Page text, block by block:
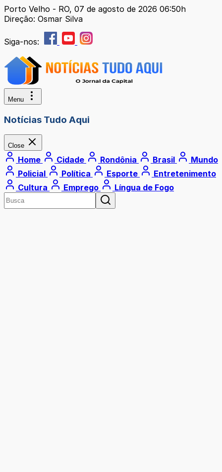
Porto Velho - RO, 07 de agosto de 2026 06:50h
Direção: Osmar Silva
Siga-nos:
Menu
Notícias Tudo Aqui
Close
Home Cidade Rondônia Brasil
Mundo
Policial
Política Esporte
Entretenimento
Cultura
Emprego Língua de Fogo